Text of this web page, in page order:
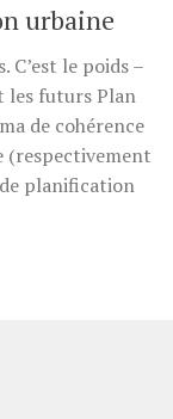
urbaine
C’est le poids –
les futurs Plan
de cohérence
(respectivement
de planification